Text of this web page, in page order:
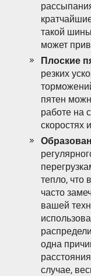
такой
может
Плоские
резких
пятен
работе на
скоростях
тепло, что
часто
вашей
одна
случае,